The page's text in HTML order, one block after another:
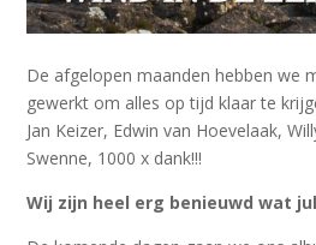
De afgelopen maanden hebben we
gewerkt om alles op tijd klaar te
Jan Keizer, Edwin van Hoevelaak,
Swenne, 1000 x dank!!!
Wij zijn heel erg benieuwd wat